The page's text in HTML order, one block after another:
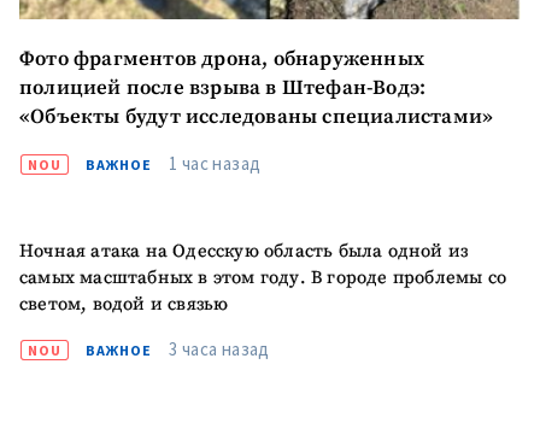
Отправить
информацию
О ZDG
în Română
Фото фрагментов дрона, обнаруженных
полицией после взрыва в Штефан-Водэ:
«Объекты будут исследованы специалистами»
NOU ВАЖНОЕ 1 час назад
Ночная атака на Одесскую область была одной из
самых масштабных в этом году. В городе проблемы со
светом, водой и связью
NOU ВАЖНОЕ 3 часа назад